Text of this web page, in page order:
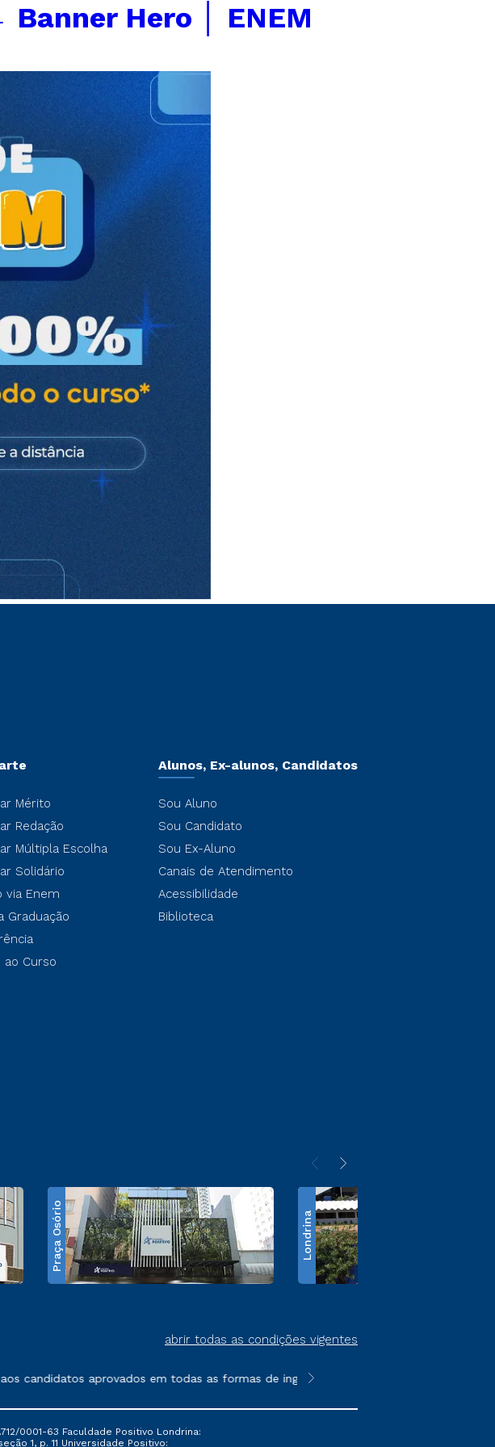
Banner Hero │ ENEM
Mérito
Redação
Múltipla Escolha
Solidário
via Enem
Graduação
ao Curso
Alunos, Ex-alunos, Candidatos
Sou Aluno
Sou Candidato
Sou Ex-Aluno
Canais de Atendimento
Acessibilidade
Biblioteca
Praça Osório Londrina
abrir todas as condições vigentes
aprovados em todas as formas de ingresso, exceto na prova on-line ou
**Semipresencial é um formato do
0001-63 Faculdade Positivo Londrina:
1, p. 11 Universidade Positivo: